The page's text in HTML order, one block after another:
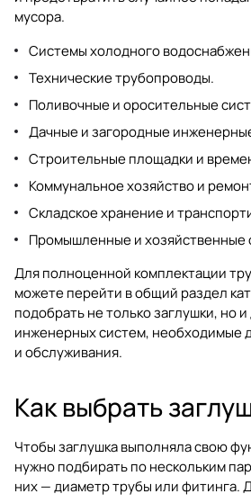
мусора.
Системы холодного
Технические трубопроводы.
Поливочные и оросительные
Дачные и загородные
Строительные площадки и
Коммунальное хозяйство и
Складское хранение и
Промышленные и хозяйственные
Для полноценной комплектации
можете перейти в общий раздел
подобрать не только заглушки, но
инженерных систем, необходимые
и обслуживания.
Как выбрать
Чтобы заглушка выполняла свою
нужно подбирать по нескольким
них — диаметр трубы или фитинга.